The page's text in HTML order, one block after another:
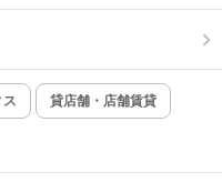
インターネット無料
物件一覧に反映
貸店舗・店舗賃貸